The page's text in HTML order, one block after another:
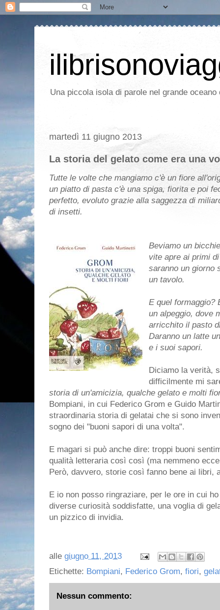
Una piccola isola di parole nel grande
martedì 11 giugno 2013
La storia del gelato come era una
Tutte le volte che mangiamo c'è un fiore
un piatto di pasta c'è una spiga, fiorita e poi
perfetto, evoluto grazie alla saggezza di
di insetti.
Beviamo un
vite apre ai primi
saranno un giorno
un tavolo.
E quel formaggio?
un alpeggio, dove
arricchito il pasto
Daranno un latte
e i suoi sapori.
Diciamo la verità,
difficilmente mi
storia di un'amicizia, qualche gelato e molti
Bompiani, in cui Federico Grom e Guido
straordinaria storia di gelatai che si sono
sogno dei "buoni sapori di una volta".
E magari si può anche dire: troppi buoni
qualità letteraria così così (ma nemmeno
Però, davvero, storie così fanno bene ai libri,
E io non posso ringraziare, per le ore in cui
diverse curiosità soddisfatte, una voglia di
un pizzico di invidia.
alle giugno 11, 2013
Etichette: Bompiani, Federico Grom, fiori,
Nessun commento: